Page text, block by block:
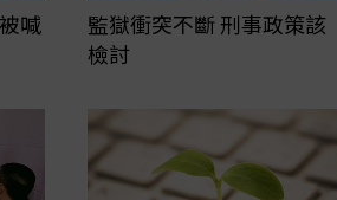
喊
監獄衝突不斷 刑事政策該
檢討